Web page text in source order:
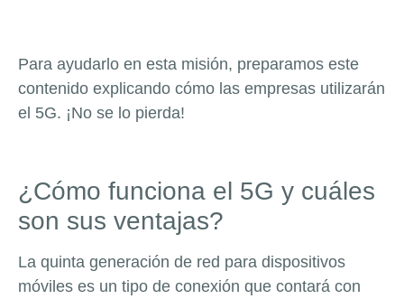
Para ayudarlo en esta misión, preparamos este
contenido explicando cómo las empresas utilizarán
el 5G. ¡No se lo pierda!
¿Cómo funciona el 5G y cuáles
son sus ventajas?
La quinta generación de red para dispositivos
móviles es un tipo de conexión que contará con